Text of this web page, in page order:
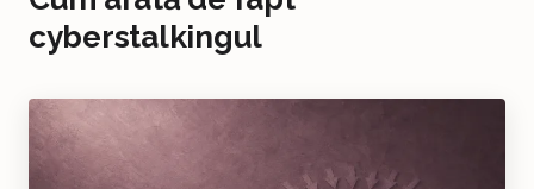
cyberstalkingul